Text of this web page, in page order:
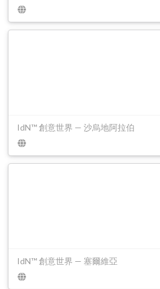
IdN™ 創意世界 — 沙烏地阿拉伯
IdN™ 創意世界 — 塞爾維亞